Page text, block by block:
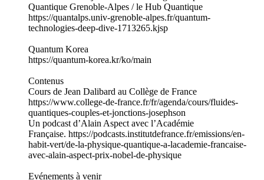
Quantique Grenoble-Alpes / le Hub Quantique
https://quantalps.univ-grenoble-alpes.fr/quantum-
technologies-deep-dive-1713265.kjsp
Quantum Korea
https://quantum-korea.kr/ko/main
Contenus
Cours de Jean Dalibard au Collège de France
https://www.college-de-france.fr/fr/agenda/cours/fluides-
quantiques-couples-et-jonctions-josephson
Un podcast d’Alain Aspect avec l’Académie
Française. https://podcasts.institutdefrance.fr/emissions/en-
habit-vert/de-la-physique-quantique-a-lacademie-francaise-
avec-alain-aspect-prix-nobel-de-physique
Evénements à venir